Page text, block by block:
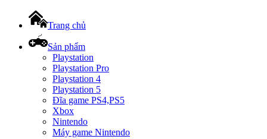
Trang chủ
Sản phẩm
Playstation
Playstation Pro
Playstation 4
Playstation 5
Đĩa game PS4,PS5
Xbox
Nintendo
Máy game Nintendo